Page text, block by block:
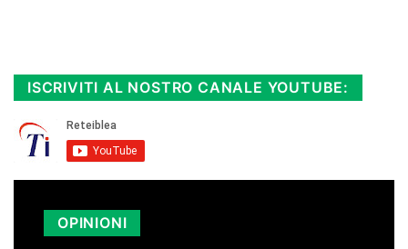
ISCRIVITI AL NOSTRO CANALE YOUTUBE:
OPINIONI